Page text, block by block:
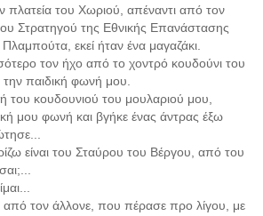
πλατεία του Χωριού, απέναντι από τον
Στρατηγού της Εθνικής Επανάστασης
εκεί ήταν ένα μαγαζάκι.
τον ήχο από το χοντρό κουδούνι του
παιδική φωνή μου.
κουδουνιού του μουλαριού μου,
μου φωνή και βγήκε ένας άντρας έξω
είναι του Σταύρου του Βέργου, από του
τον άλλονε, που πέρασε προ λίγου, με